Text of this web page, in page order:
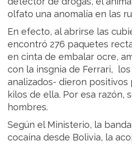
olfato una anomalía en las
En efecto, al abrirse las
encontró 276 paquetes
en cinta de embalar ocre,
con la insgnia de Ferrari,
analizados- dieron positivos
kilos de ella. Por esa razón,
hombres.
Según el Ministerio, la
cocaína desde Bolivia, la